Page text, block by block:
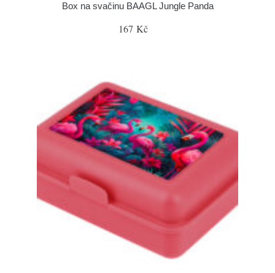
Box na svačinu BAAGL Jungle Panda
167 Kč